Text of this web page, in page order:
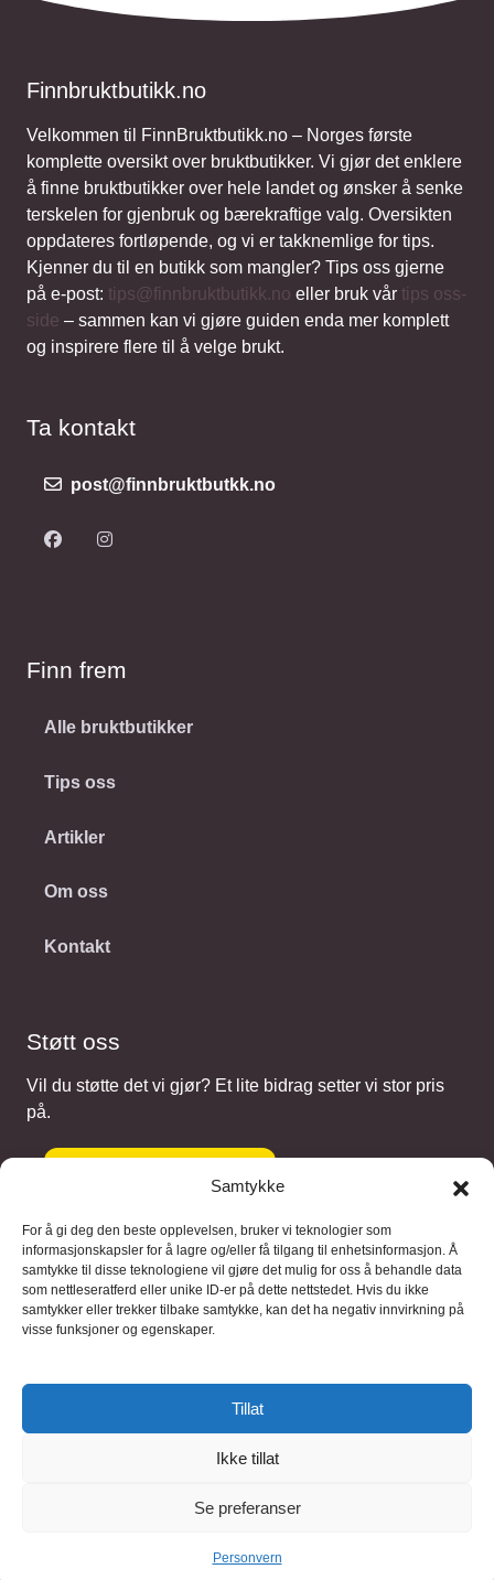
Samtykke
For å gi deg den beste opplevelsen, bruker vi teknologier som
informasjonskapsler for å lagre og/eller få tilgang til enhetsinformasjon. Å
samtykke til disse teknologiene vil gjøre det mulig for oss å behandle data
som nettleseratferd eller unike ID-er på dette nettstedet. Hvis du ikke
samtykker eller trekker tilbake samtykke, kan det ha negativ innvirkning på
visse funksjoner og egenskaper.
Tillat
Ikke tillat
Se preferanser
Personvern
Finnbruktbutikk.no
Velkommen til FinnBruktbutikk.no – Norges første
komplette oversikt over bruktbutikker. Vi gjør det enklere
å finne bruktbutikker over hele landet og ønsker å senke
terskelen for gjenbruk og bærekraftige valg. Oversikten
oppdateres fortløpende, og vi er takknemlige for tips.
Kjenner du til en butikk som mangler? Tips oss gjerne
på e-post: tips@finnbruktbutikk.no eller bruk vår tips oss-
side – sammen kan vi gjøre guiden enda mer komplett
og inspirere flere til å velge brukt.
Ta kontakt
post@finnbruktbutkk.no
Finn frem
Alle bruktbutikker
Tips oss
Artikler
Om oss
Kontakt
Støtt oss
Vil du støtte det vi gjør? Et lite bidrag setter vi stor pris
på.
Gi et bidrag
Samarbeidspartnere
Blaaregn – digitale tjenester